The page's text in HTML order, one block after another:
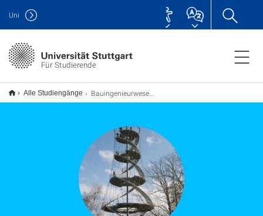
Für Studierende
Uni
Alle Studiengänge Bauingenieurwesen B.Sc.